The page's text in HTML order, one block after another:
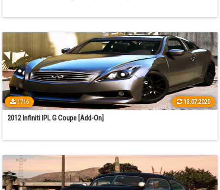
1716 13.07.2020
2012 Infiniti IPL G Coupe [Add-On]